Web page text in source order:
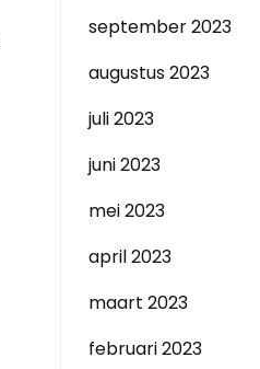
september 2023
augustus 2023
juli 2023
juni 2023
mei 2023
april 2023
maart 2023
februari 2023